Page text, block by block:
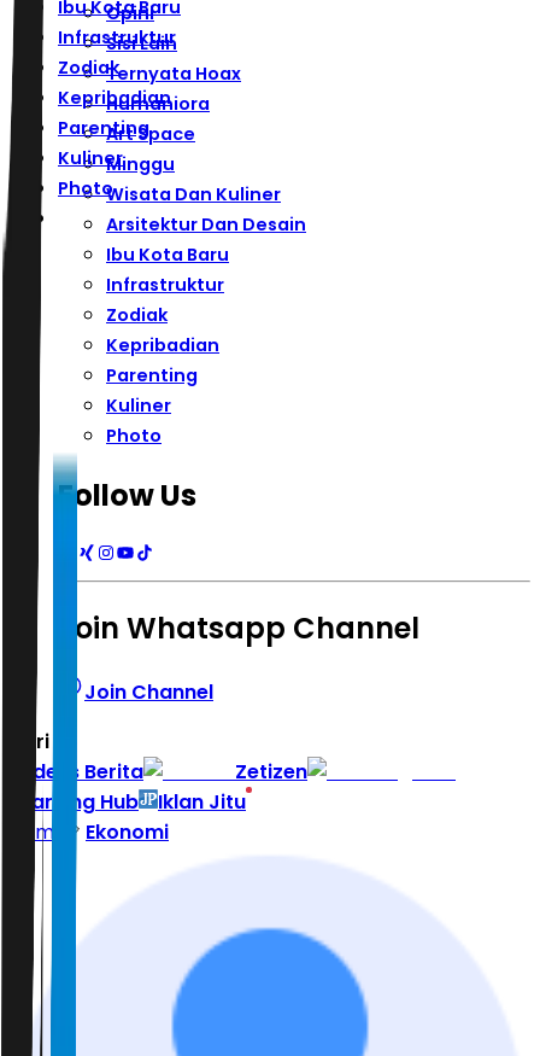
Ibu Kota Baru
Infrastruktur
Zodiak
Kepribadian
Parenting
Kuliner
Photo
Opini
Sisi Lain
Ternyata Hoax
Humaniora
Art Space
Minggu
Wisata Dan Kuliner
Arsitektur Dan Desain
Ibu Kota Baru
Infrastruktur
Zodiak
Kepribadian
Parenting
Kuliner
Photo
Follow Us
Join Whatsapp Channel
Join Channel
Hari ini
Indeks Berita
Zetizen
Learning Hub
Iklan Jitu
Home
Ekonomi